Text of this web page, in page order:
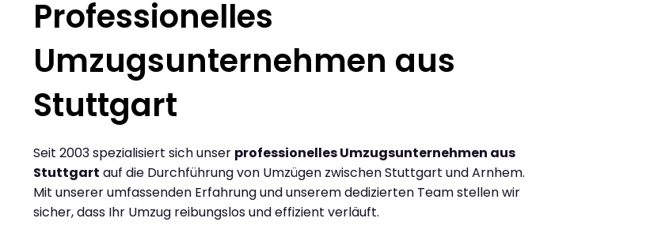
Professionelles
Umzugsunternehmen aus
Stuttgart
Seit 2003 spezialisiert sich unser professionelles Umzugsunternehmen aus
Stuttgart auf die Durchführung von Umzügen zwischen Stuttgart und Arnhem.
Mit unserer umfassenden Erfahrung und unserem dedizierten Team stellen wir
sicher, dass Ihr Umzug reibungslos und effizient verläuft.